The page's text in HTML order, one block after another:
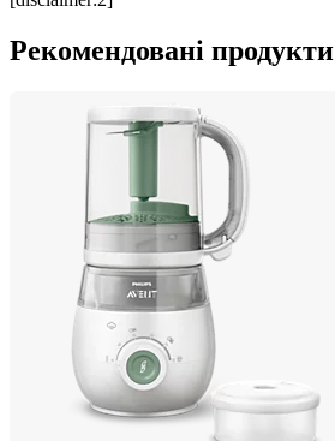
Рекомендовані продукти